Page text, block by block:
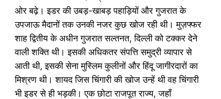
ओर बढ़े। इडर की उबड़-खाबड़ पहाड़ियों और गुजरात के
उपजाऊ मैदानों तक उनकी नजर कुछ खोज रही थी। मुज़फ्फर
शाह द्वितीय के अधीन गुजरात सल्तनत, दिल्ली को टक्कर देने
वाली शक्ति थी। इसकी अधिकतर संपत्ति समुद्री व्यापार से
आती थी, इसकी सेना मुस्लिम कुलीनों और हिंदू जागीरदारों का
मिश्रण थी। शायद जिस चिंगारी की खोज उन्हें थी वह चिंगारी
भी इडर से ही भड़की। एक छोटा राजपूत राज्य, जहाँ